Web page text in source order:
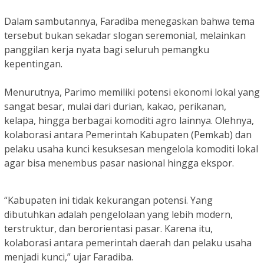
Dalam sambutannya, Faradiba menegaskan bahwa tema
tersebut bukan sekadar slogan seremonial, melainkan
panggilan kerja nyata bagi seluruh pemangku
kepentingan.
Menurutnya, Parimo memiliki potensi ekonomi lokal yang
sangat besar, mulai dari durian, kakao, perikanan,
kelapa, hingga berbagai komoditi agro lainnya. Olehnya,
kolaborasi antara Pemerintah Kabupaten (Pemkab) dan
pelaku usaha kunci kesuksesan mengelola komoditi lokal
agar bisa menembus pasar nasional hingga ekspor.
“Kabupaten ini tidak kekurangan potensi. Yang
dibutuhkan adalah pengelolaan yang lebih modern,
terstruktur, dan berorientasi pasar. Karena itu,
kolaborasi antara pemerintah daerah dan pelaku usaha
menjadi kunci,” ujar Faradiba.